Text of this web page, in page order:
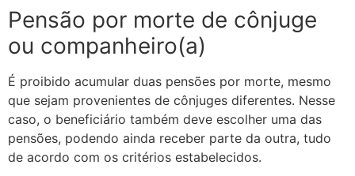
Pensão por morte de cônjuge
ou companheiro(a)
É proibido acumular duas pensões por morte, mesmo
que sejam provenientes de cônjuges diferentes. Nesse
caso, o beneficiário também deve escolher uma das
pensões, podendo ainda receber parte da outra, tudo
de acordo com os critérios estabelecidos.